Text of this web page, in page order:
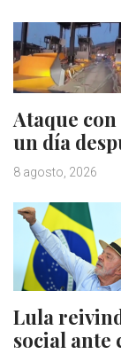
Ataque
un día
8 agosto, 2026
Lula
social ante